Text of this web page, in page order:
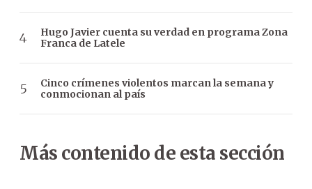
Hugo Javier cuenta su verdad en programa Zona
Franca de Latele
Cinco crímenes violentos marcan la semana y
conmocionan al país
Más contenido de esta sección